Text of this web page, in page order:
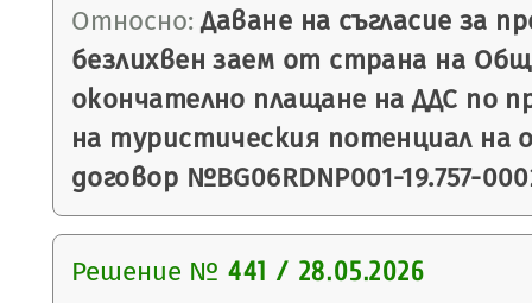
Относно: Даване на съгласие за
безлихвен заем от страна на
окончателно плащане на ДДС по
на туристическия потенциал на
договор №BG06RDNP001-19.757-
Решение № 441 / 28.05.2026